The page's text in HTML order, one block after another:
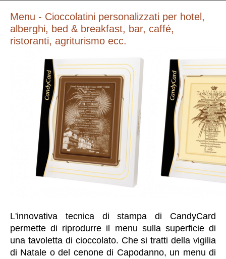
Menu - Cioccolatini personalizzati per hotel,
alberghi, bed & breakfast, bar, caffé,
ristoranti, agriturismo ecc.
L'innovativa tecnica di stampa di CandyCard
permette di riprodurre il menu sulla superficie di
una tavoletta di cioccolato. Che si tratti della vigilia
di Natale o del cenone di Capodanno, un menu di